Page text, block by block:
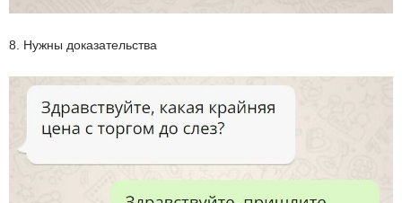
8. Нужны доказательства